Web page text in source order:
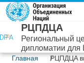
Перейти к основному
РЦПДЦА
Региональный
дипломатии для
Главная
РЦПДЦА